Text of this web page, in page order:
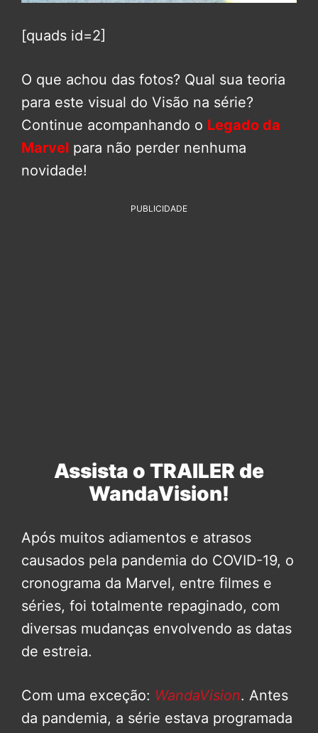
[quads id=2]
O que achou das fotos? Qual sua teoria
para este visual do Visão na série?
Continue acompanhando o Legado da
Marvel para não perder nenhuma
novidade!
PUBLICIDADE
Assista o TRAILER de
WandaVision!
Após muitos adiamentos e atrasos
causados pela pandemia do COVID-19, o
cronograma da Marvel, entre filmes e
séries, foi totalmente repaginado, com
diversas mudanças envolvendo as datas
de estreia.
Com uma exceção: WandaVision. Antes
da pandemia, a série estava programada